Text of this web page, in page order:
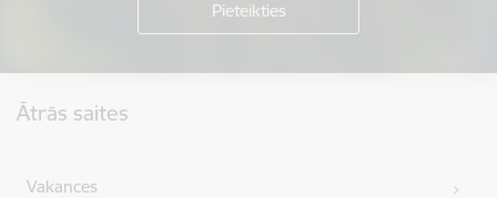
Ātrās saites
Vakances